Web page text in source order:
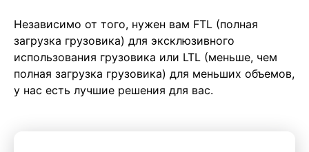
Независимо от того, нужен вам FTL (полная
загрузка грузовика) для эксклюзивного
использования грузовика или LTL (меньше, чем
полная загрузка грузовика) для меньших объемов,
у нас есть лучшие решения для вас.